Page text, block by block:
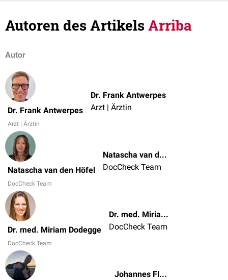
Autoren des ArtikelsArriba
Autor
Dr. Frank Antwerpes
Arzt | Ärztin
Dr. Frank Antwerpes
Arzt | Ärztin
Natascha van den Höfel
DocCheck Team
Natascha van den Höfel
DocCheck Team
Dr. med. Miriam Dodegge
DocCheck Team
Dr. med. Miriam Dodegge
DocCheck Team
Johannes Florian Schröder